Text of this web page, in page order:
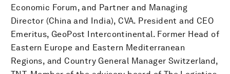
Economic Forum, and Partner and Managing
Director (China and India), CVA. President and CEO
Emeritus, GeoPost Intercontinental. Former Head of
Eastern Europe and Eastern Mediterranean
Regions, and Country General Manager Switzerland,